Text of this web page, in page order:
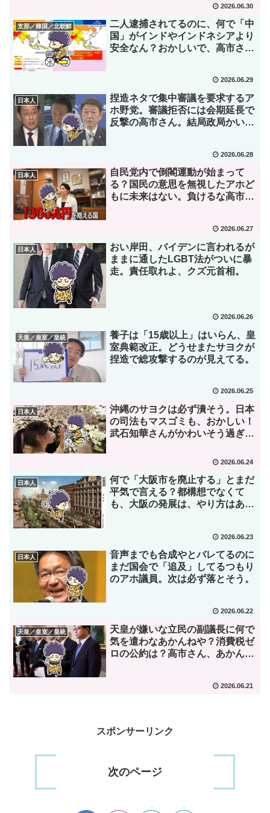
2026.06.30
支那／韓国／北朝鮮
二人逮捕されてるのに、何で「中
国」がインドやインドネシアより
安全なん？おかしいで、高市さ
2026.06.29
日本人
捏造ネタで集中審議を要求するア
ホ野党。審議拒否には会期延長で
反撃の高市さん。結局政局かい
2026.06.28
日本人
自民党内で倒閣運動が始まって
る？国民の意思を無視したアホど
もに未来はない。負けるな高市さ
2026.06.27
日本人
おい岸田、バイデンに言われるが
ままに通したLGBT法がついに暴
走。責任取れよ、クズ元首相。
2026.06.26
天皇／皇室／皇統
養子は「15歳以上」はいらん、皇
室典範改正。どうせまたサヨクが
捏造で総攻撃するのが見えてる。
2026.06.25
日本人
沖縄のサヨクは必ず潰そう。日本
の司法もマスゴミも、おかしい！
武石知華さんがかわいそう過ぎ
2026.06.24
日本人
何で「大阪市を廃止する」とまだ
平気で言える？都構想でなくて
も、大阪の発展は、やり方はある
2026.06.23
日本人
音声までも合成やとバレてるのに
まだ国会で「追及」してるつもり
のアホ議員。次は必ず落とそう。
2026.06.22
天皇／皇室／皇統
天皇が嫌いな立民の副議長に何で
気を遣わなあかんねや？消費税ゼ
ロの公約は？高市さん、あかん
2026.06.21
スポンサーリンク
次のページ